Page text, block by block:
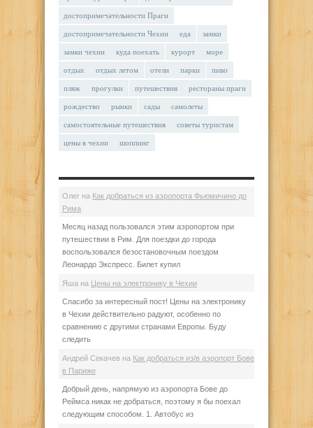
достопримечательности Праги
достопримечательности Чехии еда замки
замки чехии куда поехать курорт море
отдых отдых летом отели парки пиво
пляж прогулки путешествия рестораны праги
рождество рынки сады самолеты
самостоятельные путешествия советы туристам
цены в чехии шоппинг
Олег на Как добраться из аэропорта Фьюмичино до
Рима
Месяц назад пользовался этим аэропортом при
путешествии в Рим. Для поездки до города
воспользовался безостановочным поездом
Леонардо Экспресс. Билет купил
Яша на Цены на электронику в Чехии
Спасибо за интересный пост! Цены на электронику
в Чехии действительно радуют, особенно по
сравнению с другими странами Европы. Буду
следить
Андрей Секачев на Как добраться из/в аэропорт Бове
в Париже
Добрый день, напрямую из аэропорта Бове до
Реймса никак не добраться, поэтому я бы поехал
следующим способом. 1. Автобус из